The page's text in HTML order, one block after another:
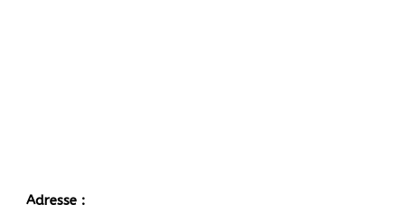
Adresse :